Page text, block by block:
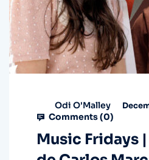
Odi O'Malley
Comments (0)
Music Fridays